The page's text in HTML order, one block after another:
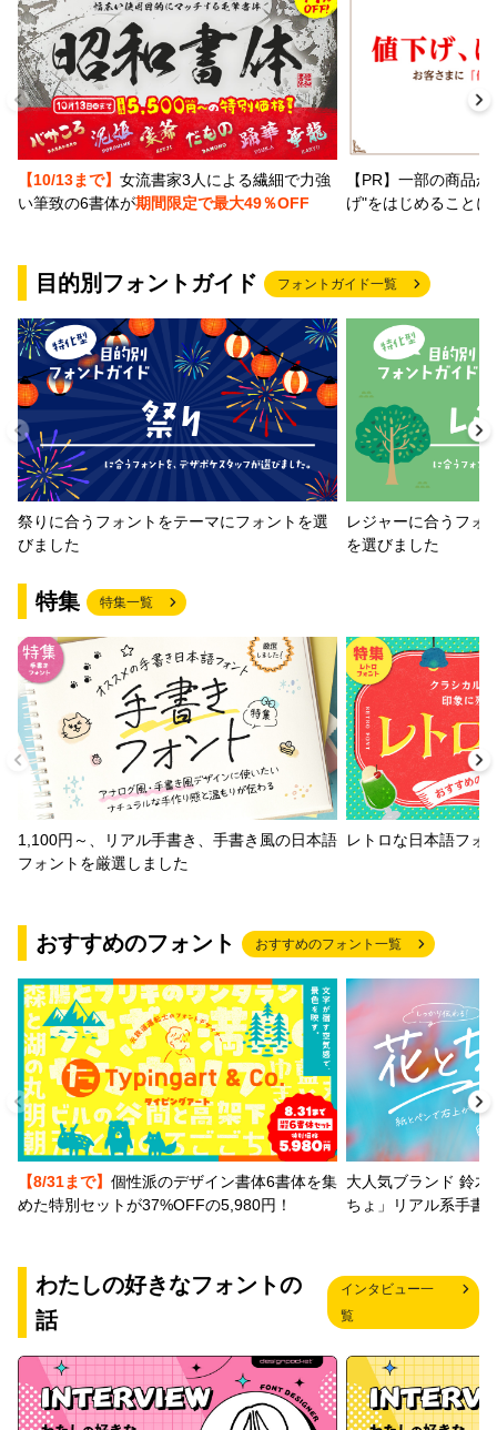
【10/13まで】 女流書家3人による繊細で力強
い筆致の6書体が期間限定で最大49％OFF
【PR】一部の商品
げ"をはじめること
目的別フォントガイド フォントガイド一覧
祭りに合うフォントをテーマにフォントを選
びました
レジャーに合うフォ
を選びました
特集 特集一覧
1,100円～、リアル手書き、手書き風の日本語
フォントを厳選しました
レトロな日本語フォ
おすすめのフォント おすすめのフォント一覧
【8/31まで】 個性派のデザイン書体6書体を集
めた特別セットが37%OFFの5,980円！
大人気ブランド 鈴木
ちょ」リアル系手書
わたしの好きなフォントの
話
インタビュー一
覧